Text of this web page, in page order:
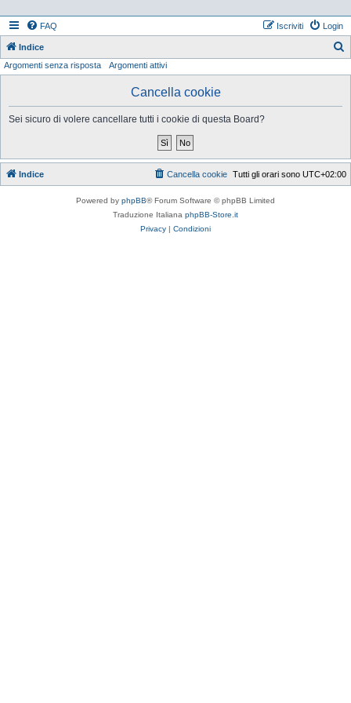
FAQ Login
Iscriviti
Indice
Argomenti senza risposta Argomenti attivi
Cancella cookie
Sei sicuro di volere cancellare tutti i cookie di questa Board?
Indice Tutti gli orari sono UTC+02:00
Cancella cookie
Powered by phpBB® Forum Software © phpBB Limited
Traduzione Italiana phpBB-Store.it
Privacy | Condizioni